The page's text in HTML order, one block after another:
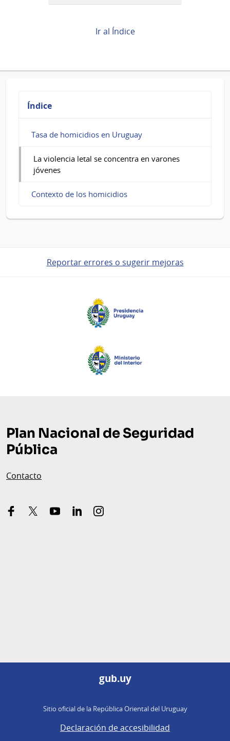
violencia
concentra
varones
jóvenes
Ir al Índice
Índice
Tasa de homicidios en Uruguay
La violencia letal se concentra en varones
jóvenes
Contexto de los homicidios
Reportar errores o sugerir mejoras
Plan Nacional de Seguridad
Pública
Contacto
facebook youtubelinkedininstagram
gub.uy
Sitio oficial de la República Oriental del Uruguay
Declaración de accesibilidad